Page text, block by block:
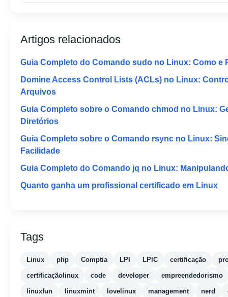
Artigos relacionados
Guia Completo do Comando sudo no Linux: Como e
Domine Access Control Lists (ACLs) no Linux:
Arquivos
Guia Completo sobre o Comando chmod no Linux:
Diretórios
Guia Completo sobre o Comando rsync no Linux:
Facilidade
Guia Completo do Comando jq no Linux:
Quanto ganha um profissional certificado em Linux
Tags
Linux php Comptia LPI LPIC certificação
certificaçãolinux code developer empreendedorismo
linuxfun linuxmint lovelinux management nerd